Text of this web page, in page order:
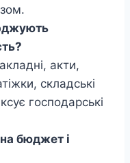
акти,
складські
господарські
бюджет і